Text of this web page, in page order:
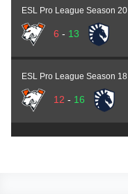
ESL Pro League Season 20
6 - 13
ESL Pro League Season 18
12 - 16